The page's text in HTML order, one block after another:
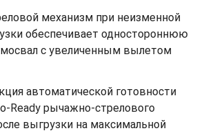
механизм при неизменной
обеспечивает одностороннюю
с увеличенным вылетом
автоматической готовности
Ready рычажно-стрелового
выгрузки на максимальной